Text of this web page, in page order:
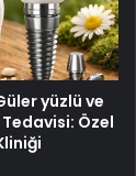
yüzlü ve
Özel